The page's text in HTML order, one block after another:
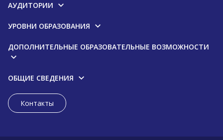
АУДИТОРИИ
УРОВНИ ОБРАЗОВАНИЯ
ДОПОЛНИТЕЛЬНЫЕ ОБРАЗОВАТЕЛЬНЫЕ ВОЗМОЖНОСТИ
ОБЩИЕ СВЕДЕНИЯ
Контакты